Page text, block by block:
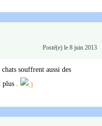
Posté(e) le 8 juin 2013
souffrent aussi des
plus .